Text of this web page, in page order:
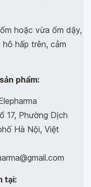
hoặc vừa ốm dậy,
hấp trên, cảm
phẩm:
17, Phường Dịch
Hà Nội, Việt
tại: